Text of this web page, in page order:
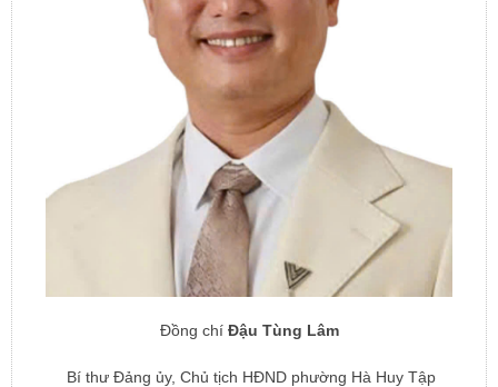
Đồng chí Đậu Tùng Lâm
Bí thư Đảng ủy, Chủ tịch HĐND phường Hà Huy Tập